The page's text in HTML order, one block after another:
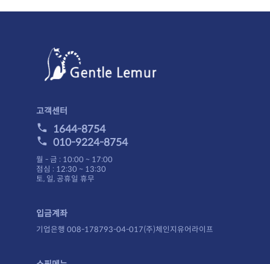
고객센터
1644-8754
010-9224-8754
월 - 금 : 10:00 ~ 17:00
점심 : 12:30 ~ 13:30
토, 일, 공휴일 휴무
입금계좌
기업은행 008-178793-04-017(주)체인지유어라이프